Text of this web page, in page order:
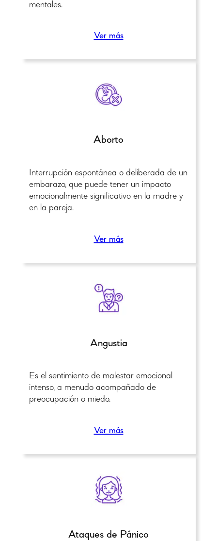
mentales.
Ver más
Aborto
Interrupción espontánea o deliberada de un
embarazo, que puede tener un impacto
emocionalmente significativo en la madre y
en la pareja.
Ver más
Angustia
Es el sentimiento de malestar emocional
intenso, a menudo acompañado de
preocupación o miedo.
Ver más
Ataques de Pánico